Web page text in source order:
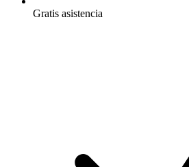
Gratis asistencia